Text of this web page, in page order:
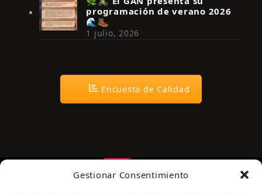
Gestionar Consentimiento
programación de verano 2026
🌊🥾
1 julio, 2026
Encuesta de Calidad